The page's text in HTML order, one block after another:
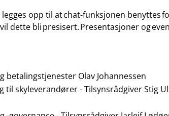
opp til at chat-funksjonen benyttes
dette bli presisert. Presentasjoner og
betalingstjenester Olav Johannessen
til skyleverandører- Tilsynsrådgiver Stig